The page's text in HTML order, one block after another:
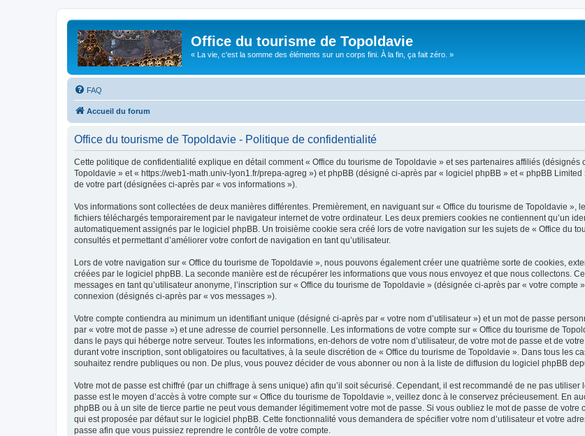
Office du tourisme de Topoldavie
« La vie, c'est la somme des éléments sur un corps fini. À la fin, ça fait zéro. »
FAQ
Accueil du forum
Office du tourisme de Topoldavie - Politique de confidentialité
Cette politique de confidentialité explique en détail comment « Office du tourisme de Topoldavie » et ses partenaires affiliés (désignés
Topoldavie » et « https://web1-math.univ-lyon1.fr/prepa-agreg ») et phpBB (désigné ci-après par « logiciel phpBB » et « phpBB
de votre part (désignées ci-après par « vos informations »).
Vos informations sont collectées de deux manières différentes. Premièrement, en naviguant sur « Office du tourisme de Topoldavie
fichiers téléchargés temporairement par le navigateur internet de votre ordinateur. Les deux premiers cookies ne contiennent qu’un
automatiquement assignés par le logiciel phpBB. Un troisième cookie sera créé lors de votre navigation sur les sujets de « Office du
consultés et permettant d’améliorer votre confort de navigation en tant qu’utilisateur.
Lors de votre navigation sur « Office du tourisme de Topoldavie », nous pouvons également créer une quatrième sorte de cookies,
créées par le logiciel phpBB. La seconde manière est de récupérer les informations que vous nous envoyez et que nous collectons.
messages en tant qu’utilisateur anonyme, l’inscription sur « Office du tourisme de Topoldavie » (désignée ci-après par « votre
connexion (désignés ci-après par « vos messages »).
Votre compte contiendra au minimum un identifiant unique (désigné ci-après par « votre nom d’utilisateur ») et un mot de passe
par « votre mot de passe ») et une adresse de courriel personnelle. Les informations de votre compte sur « Office du tourisme de
dans le pays qui héberge notre serveur. Toutes les informations, en-dehors de votre nom d’utilisateur, de votre mot de passe et de
durant votre inscription, sont obligatoires ou facultatives, à la seule discrétion de « Office du tourisme de Topoldavie ». Dans tous les
souhaitez rendre publiques ou non. De plus, vous pouvez décider de vous abonner ou non à la liste de diffusion du logiciel phpBB
Votre mot de passe est chiffré (par un chiffrage à sens unique) afin qu’il soit sécurisé. Cependant, il est recommandé de ne pas
passe est le moyen d’accès à votre compte sur « Office du tourisme de Topoldavie », veillez donc à le conservez précieusement. En
phpBB ou à un site de tierce partie ne peut vous demander légitimement votre mot de passe. Si vous oubliez le mot de passe de
qui est proposée par défaut sur le logiciel phpBB. Cette fonctionnalité vous demandera de spécifier votre nom d’utilisateur et votre
passe afin que vous puissiez reprendre le contrôle de votre compte.